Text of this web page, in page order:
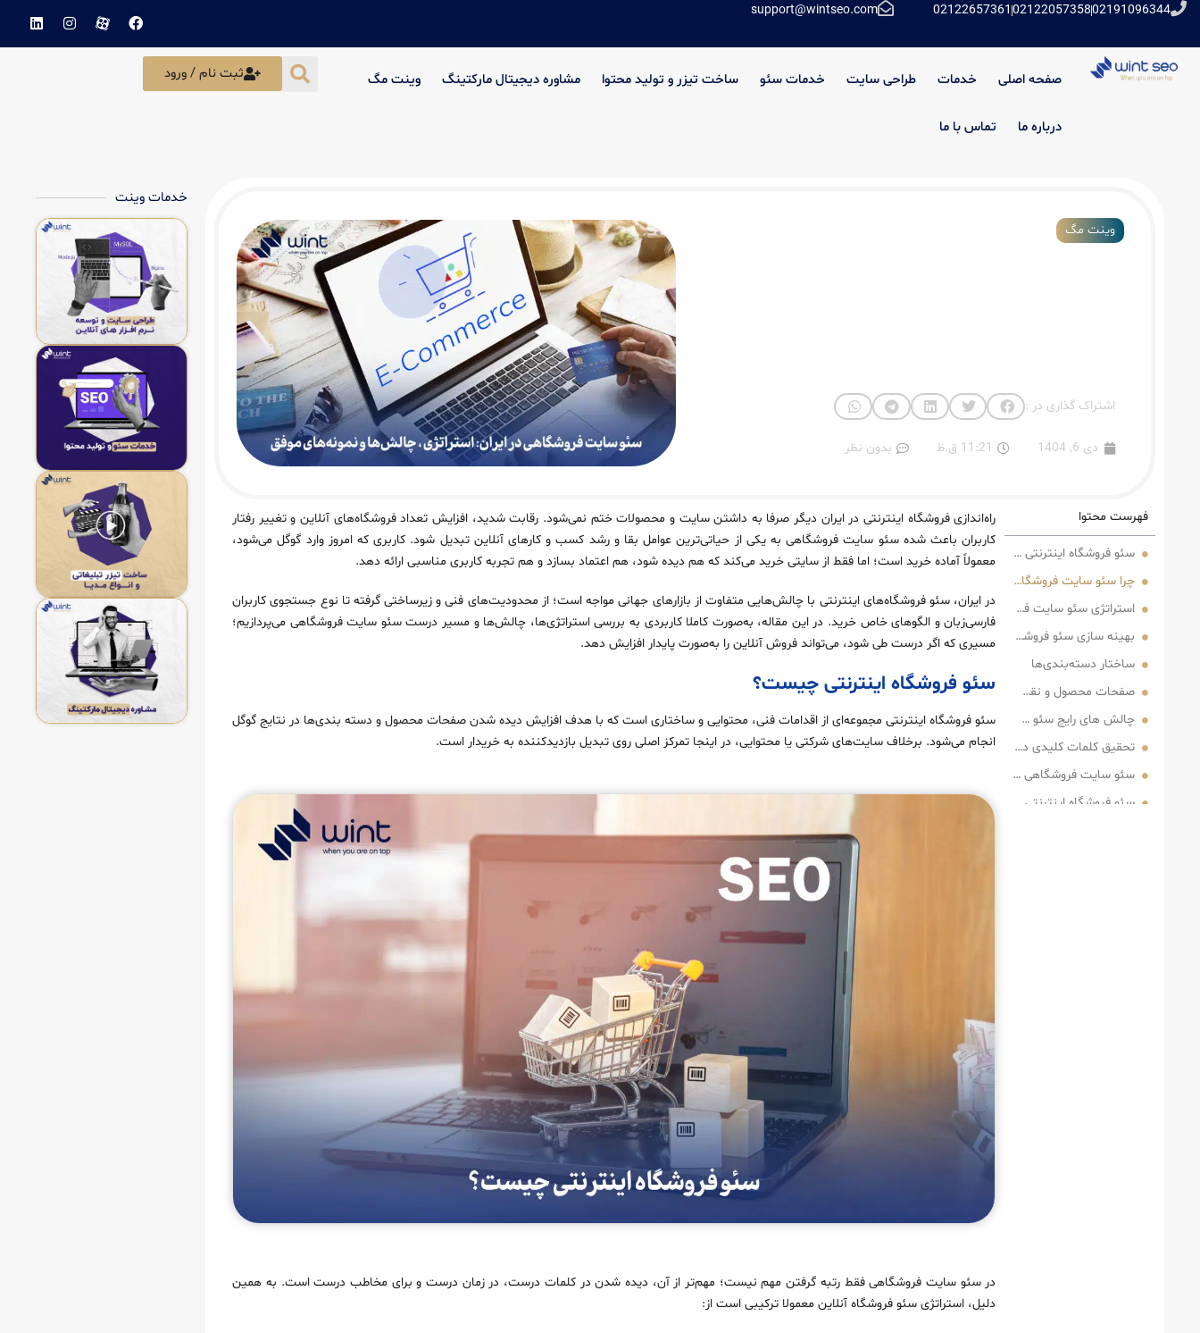
02191096344
02122057358
02122657361
support@wintseo.com
صفحه اصلی خدمات طراحی سایت خدمات سئو ساخت تیزر و تولید محتوا مشاوره دیجیتال مارکتینگ وینت مگ
درباره ما تماس با ما
ثبت نام / ورود
وینت مگ
اشتراک گذاری در :
دی 6, 1404 11:21 ق.ظ بدون نظر
فهرست محتوا
سئو فروشگاه اینترنتی چیست؟
چرا سئو سایت فروشگاهی در ایران متفاوت است؟
استراتژی سئو سایت فروشگاهی از کجا شروع می‌شود؟
بهینه‌ سازی سئو فروشگاه آنلاین بر اساس ساختار سایت
ساختار دسته‌بندی‌ها
صفحات محصول و نقش آن‌ها در سئو
چالش‌ های رایج سئو سایت فروشگاهی در ایران
تحقیق کلمات کلیدی در سئو فروشگاه اینترنتی
سئو سایت فروشگاهی و نیت جستجوی کاربر
راه‌اندازی فروشگاه اینترنتی در ایران دیگر صرفا به داشتن سایت و محصولات ختم نمی‌شود. رقابت شدید، افزایش تعداد فروشگاه‌های آنلاین و تغییر رفتار
کاربران باعث شده سئو سایت فروشگاهی به یکی از حیاتی‌ترین عوامل بقا و رشد کسب‌ و کارهای آنلاین تبدیل شود. کاربری که امروز وارد گوگل می‌شود،
معمولاً آماده خرید است؛ اما فقط از سایتی خرید می‌کند که هم دیده شود، هم اعتماد بسازد و هم تجربه کاربری مناسبی ارائه دهد.
در ایران، سئو فروشگاه‌های اینترنتی با چالش‌هایی متفاوت از بازارهای جهانی مواجه است؛ از محدودیت‌های فنی و زیرساختی گرفته تا نوع جستجوی کاربران
فارسی‌زبان و الگوهای خاص خرید. در این مقاله، به‌صورت کاملا کاربردی به بررسی استراتژی‌ها، چالش‌ها و مسیر درست سئو سایت فروشگاهی می‌پردازیم؛
مسیری که اگر درست طی شود، می‌تواند فروش آنلاین را به‌صورت پایدار افزایش دهد.
سئو فروشگاه اینترنتی چیست؟
سئو فروشگاه اینترنتی مجموعه‌ای از اقدامات فنی، محتوایی و ساختاری است که با هدف افزایش دیده‌ شدن صفحات محصول و دسته‌ بندی‌ها در نتایج گوگل
انجام می‌شود. برخلاف سایت‌های شرکتی یا محتوایی، در اینجا تمرکز اصلی روی تبدیل بازدیدکننده به خریدار است.
در سئو سایت فروشگاهی فقط رتبه گرفتن مهم نیست؛ مهم‌تر از آن، دیده شدن در کلمات درست، در زمان درست و برای مخاطب درست است. به همین
دلیل، استراتژی سئو فروشگاه آنلاین معمولا ترکیبی است از:
خدمات وینت